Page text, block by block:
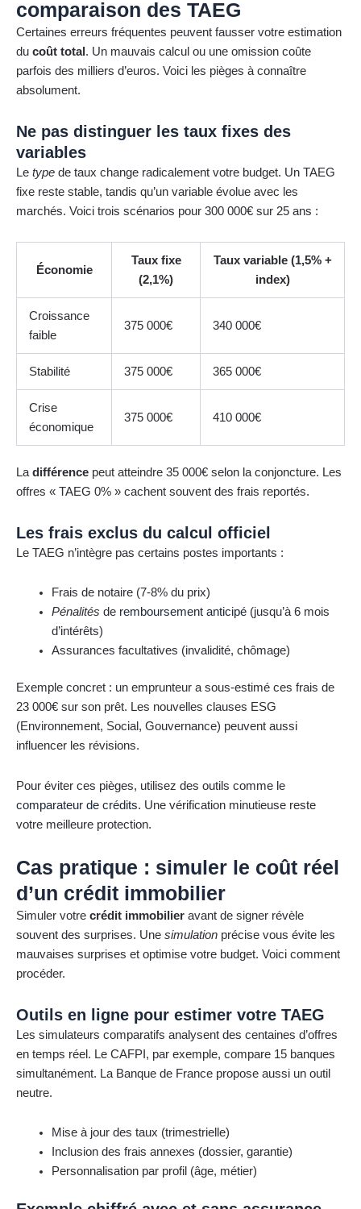
comparaison des TAEG
Certaines erreurs fréquentes peuvent fausser votre estimation
du coût total . Un mauvais calcul ou une omission coûte
parfois des milliers d’euros. Voici les pièges à connaître
absolument.
Ne pas distinguer les taux fixes des
variables
Le type de taux change radicalement votre budget. Un TAEG
fixe reste stable, tandis qu’un variable évolue avec les
marchés. Voici trois scénarios pour 300 000€ sur 25 ans :
Économie
Taux fixe
(2,1%)
Taux variable (1,5% +
index)
Croissance
faible
375 000€ 340 000€
Stabilité 375 000€ 365 000€
Crise
économique
375 000€ 410 000€
Ladifférence peut atteindre 35 000€ selon la conjoncture. Les
offres « TAEG 0% » cachent souvent des frais reportés.
Les frais exclus du calcul officiel
Le TAEG n’intègre pas certains postes importants :
Frais de notaire (7-8% du prix)
Pénalités de remboursement anticipé(jusqu’à 6 mois
d’intérêts)
Assurances facultatives (invalidité, chômage)
Exemple concret : un emprunteur a sous-estimé ces frais de
23 000€ sur son prêt. Les nouvelles clauses ESG
(Environnement, Social, Gouvernance) peuvent aussi
influencer les révisions.
Pour éviter ces pièges, utilisez des outils comme le
comparateur de crédits. Une vérification minutieuse reste
votre meilleure protection.
Cas pratique : simuler le coût réel
d’un crédit immobilier
Simuler votre crédit immobilier avant de signer révèle
souvent des surprises. Une simulation précise vous évite les
mauvaises surprises et optimise votre budget. Voici comment
procéder.
Outils en ligne pour estimer votre TAEG
Les simulateurs comparatifs analysent des centaines d’offres
en temps réel. Le CAFPI, par exemple, compare 15 banques
simultanément. La Banque de France propose aussi un outil
neutre.
Mise à jour des taux (trimestrielle)
Inclusion des frais annexes (dossier, garantie)
Personnalisation par profil (âge, métier)